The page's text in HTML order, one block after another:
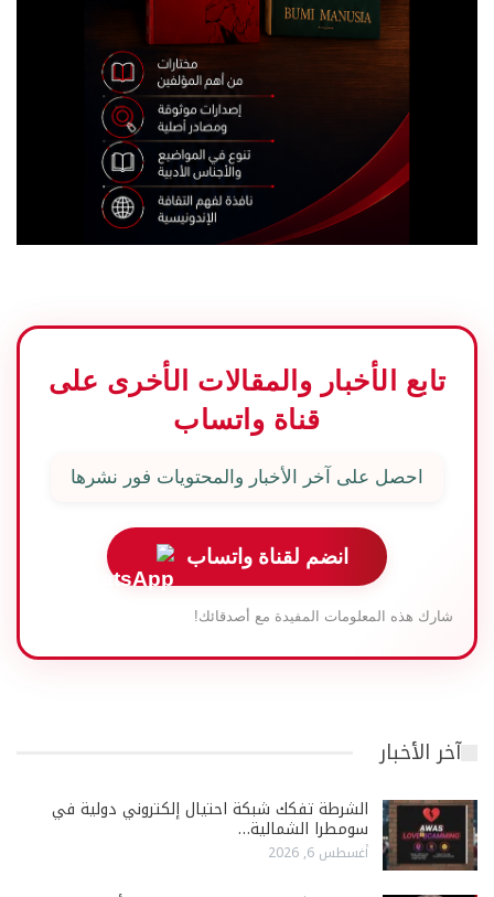
تابع الأخبار والمقالات الأخرى على
قناة واتساب
احصل على آخر الأخبار والمحتويات فور نشرها
انضم لقناة واتساب
شارك هذه المعلومات المفيدة مع أصدقائك!
آخر الأخبار
الشرطة تفكك شبكة احتيال إلكتروني دولية في
سومطرا الشمالية…
أغسطس 6, 2026